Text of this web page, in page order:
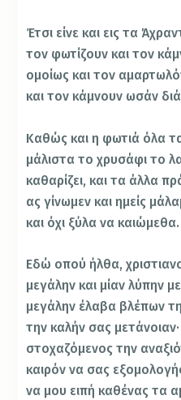
Έτσι είνε και εις τα
τον φωτίζουν και τον
ομοίως και τον
και τον κάμνουν ωσάν
Καθώς και η φωτιά όλα
μάλιστα το χρυσάφι το
καθαρίζει, και τα άλλα
ας γίνωμεν και ημείς
και όχι ξύλα να καιώμεθα.
Εδώ οπού ήλθα,
μεγάλην και μίαν λύπην
μεγάλην έλαβα βλέπων
την καλήν σας
στοχαζόμενος την
καιρόν να σας
να μου ειπή καθένας τα